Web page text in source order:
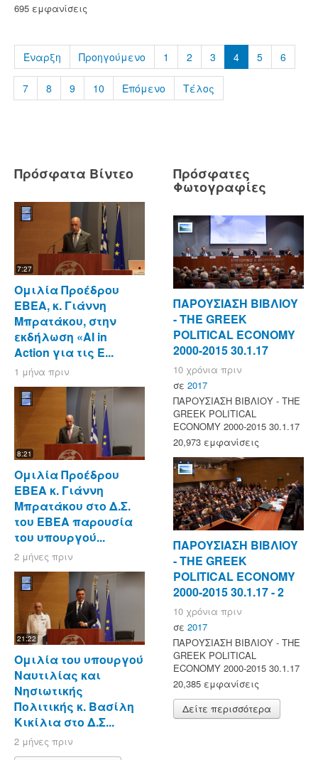
695 εμφανίσεις
Έναρξη Προηγούμενο 1 2 3 4 5 6
7 8 9 10 Επόμενο Τέλος
Πρόσφατα Βίντεο
7:27
Ομιλία Προέδρου
ΕΒΕΑ, κ. Γιάννη
Μπρατάκου, στην
εκδήλωση «AI in
Action για τις Ε...
1 μήνα πριν
8:21
Ομιλία Προέδρου
ΕΒΕΑ κ. Γιάννη
Μπρατάκου στο Δ.Σ.
του ΕΒΕΑ παρουσία
του υπουργού...
2 μήνες πριν
21:22
Ομιλία του υπουργού
Ναυτιλίας και
Νησιωτικής
Πολιτικής κ. Βασίλη
Κικίλια στο Δ.Σ...
2 μήνες πριν
Πρόσφατες
Φωτογραφίες
ΠΑΡΟΥΣΙΑΣΗ ΒΙΒΛΙΟΥ
- ΤΗΕ GREEK
POLITICAL ECONOMY
2000-2015 30.1.17
10 χρόνια πριν
σε 2017
ΠΑΡΟΥΣΙΑΣΗ ΒΙΒΛΙΟΥ - ΤΗΕ
GREEK POLITICAL
ECONOMY 2000-2015 30.1.17
20,973 εμφανίσεις
ΠΑΡΟΥΣΙΑΣΗ ΒΙΒΛΙΟΥ
- ΤΗΕ GREEK
POLITICAL ECONOMY
2000-2015 30.1.17 - 2
10 χρόνια πριν
σε 2017
ΠΑΡΟΥΣΙΑΣΗ ΒΙΒΛΙΟΥ - ΤΗΕ
GREEK POLITICAL
ECONOMY 2000-2015 30.1.17
20,385 εμφανίσεις
Δείτε περισσότερα